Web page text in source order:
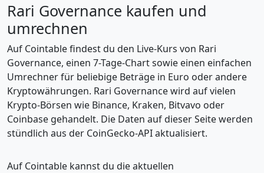
Rari Governance kaufen und
umrechnen
Auf Cointable findest du den Live-Kurs von Rari
Governance, einen 7-Tage-Chart sowie einen einfachen
Umrechner für beliebige Beträge in Euro oder andere
Kryptowährungen. Rari Governance wird auf vielen
Krypto-Börsen wie Binance, Kraken, Bitvavo oder
Coinbase gehandelt. Die Daten auf dieser Seite werden
stündlich aus der CoinGecko-API aktualisiert.
Auf Cointable kannst du die aktuellen